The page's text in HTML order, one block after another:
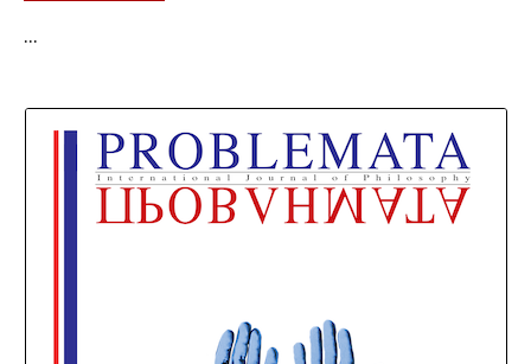
...